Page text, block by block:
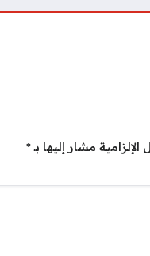
الإلزامية مشار إليها بـ*